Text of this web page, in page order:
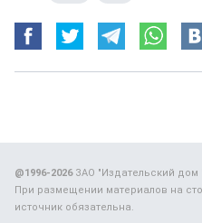
@1996-2026ЗАО "Издательский дом
При размещении материалов на
источник обязательна.